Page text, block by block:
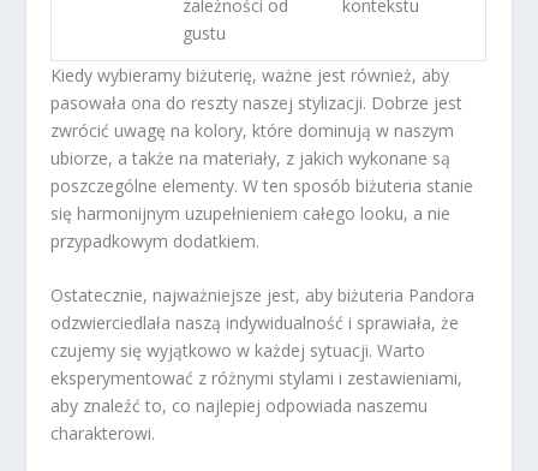
zależności od
gustu
kontekstu
Kiedy wybieramy biżuterię, ważne jest również, aby
pasowała ona do reszty naszej stylizacji. Dobrze jest
zwrócić uwagę na kolory, które dominują w naszym
ubiorze, a także na materiały, z jakich wykonane są
poszczególne elementy. W ten sposób biżuteria stanie
się harmonijnym uzupełnieniem całego looku, a nie
przypadkowym dodatkiem.
Ostatecznie, najważniejsze jest, aby biżuteria Pandora
odzwierciedlała naszą indywidualność i sprawiała, że
czujemy się wyjątkowo w każdej sytuacji. Warto
eksperymentować z różnymi stylami i zestawieniami,
aby znaleźć to, co najlepiej odpowiada naszemu
charakterowi.